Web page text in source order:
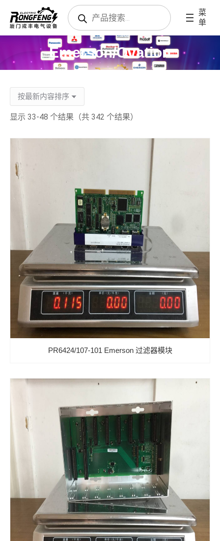
菜
单
搜
索
产
品
Emerson/Ovation
显示 33-48 个结果（共 342 个结果）
PR6424/107-101 Emerson 过滤器模块